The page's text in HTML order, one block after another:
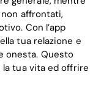
affrontati,
Con l’app
tua relazione e
onesta. Questo
tua vita ed offrire